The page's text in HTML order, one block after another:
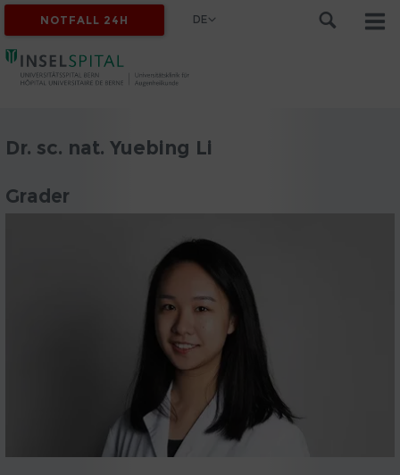
NOTFALL 24H DE
Dr. sc. nat. Yuebing Li
Grader